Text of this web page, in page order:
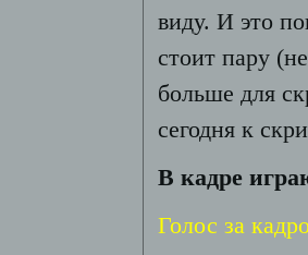
виду. И это
стоит пару
больше для
сегодня к
В кадре
Голос за